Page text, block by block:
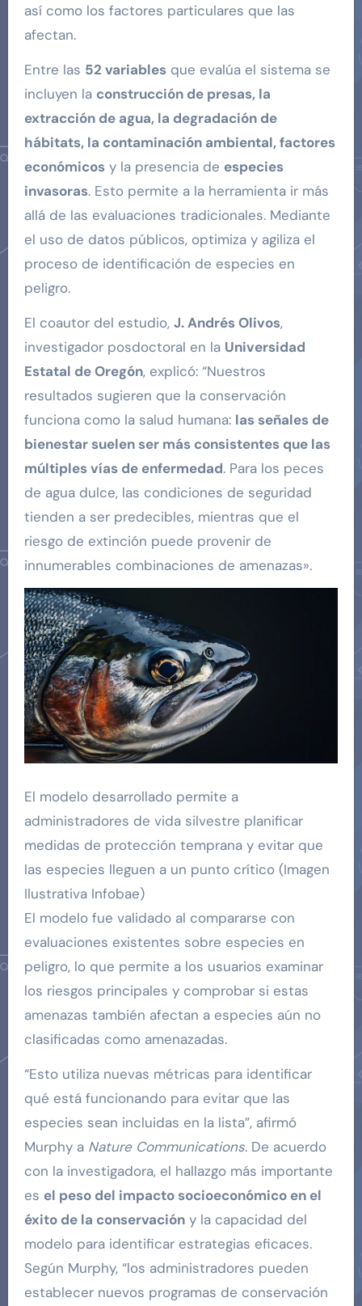
así como los factores particulares que las
afectan.
Entre las 52 variablesque evalúa el sistema se
incluyen la construcción de presas, la
extracción de agua, la degradación de
hábitats, la contaminación ambiental, factores
económicosy la presencia de especies
invasoras. Esto permite a la herramienta ir más
allá de las evaluaciones tradicionales. Mediante
el uso de datos públicos, optimiza y agiliza el
proceso de identificación de especies en
peligro.
El coautor del estudio, J. Andrés Olivos,
investigador posdoctoral en la Universidad
Estatal de Oregón, explicó: “Nuestros
resultados sugieren que la conservación
funciona como la salud humana: las señales de
bienestar suelen ser más consistentes que las
múltiples vías de enfermedad. Para los peces
de agua dulce, las condiciones de seguridad
tienden a ser predecibles, mientras que el
riesgo de extinción puede provenir de
innumerables combinaciones de amenazas».
El modelo desarrollado permite a
administradores de vida silvestre planificar
medidas de protección temprana y evitar que
las especies lleguen a un punto crítico (Imagen
Ilustrativa Infobae)
El modelo fue validado al compararse con
evaluaciones existentes sobre especies en
peligro, lo que permite a los usuarios examinar
los riesgos principales y comprobar si estas
amenazas también afectan a especies aún no
clasificadas como amenazadas.
“Esto utiliza nuevas métricas para identificar
qué está funcionando para evitar que las
especies sean incluidas en la lista”, afirmó
Murphy a Nature Communications. De acuerdo
con la investigadora, el hallazgo más importante
es el peso del impacto socioeconómico en el
éxito de la conservacióny la capacidad del
modelo para identificar estrategias eficaces.
Según Murphy, “los administradores pueden
establecer nuevos programas de conservación